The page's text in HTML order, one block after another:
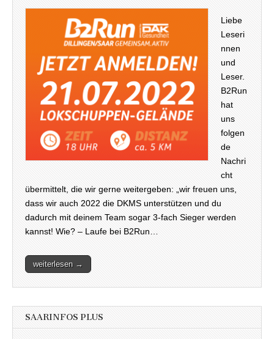
Liebe
Leseri
nnen
und
Leser.
B2Run
hat
uns
folgen
de
Nachri
cht
übermittelt, die wir gerne weitergeben: „wir freuen uns,
dass wir auch 2022 die DKMS unterstützen und du
dadurch mit deinem Team sogar 3-fach Sieger werden
kannst! Wie? – Laufe bei B2Run…
weiterlesen →
SAARINFOS PLUS